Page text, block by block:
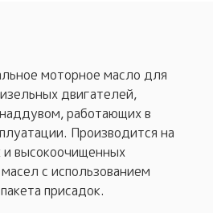
моторное масло для
двигателей,
работающих в
Производится на
и высокоочищенных
с использованием
присадок.